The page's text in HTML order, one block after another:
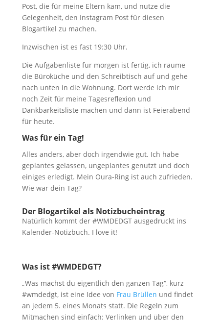
Post, die für meine Eltern kam, und nutze die
Gelegenheit, den Instagram Post für diesen
Blogartikel zu machen.
Inzwischen ist es fast 19:30 Uhr.
Die Aufgabenliste für morgen ist fertig, ich räume
die Büroküche und den Schreibtisch auf und gehe
nach unten in die Wohnung. Dort werde ich mir
noch Zeit für meine Tagesreflexion und
Dankbarkeitsliste machen und dann ist Feierabend
für heute.
Was für ein Tag!
Alles anders, aber doch irgendwie gut. Ich habe
geplantes gelassen, ungeplantes genutzt und doch
einiges erledigt. Mein Oura-Ring ist auch zufrieden.
Wie war dein Tag?
Der Blogartikel als Notizbucheintrag
Natürlich kommt der #WMDEDGT ausgedruckt ins
Kalender-Notizbuch. I love it!
Was ist #WMDEDGT?
„Was machst du eigentlich den ganzen Tag“, kurz
#wmdedgt, ist eine Idee von Frau Brüllen und findet
an jedem 5. eines Monats statt. Die Regeln zum
Mitmachen sind einfach: Verlinken und über den